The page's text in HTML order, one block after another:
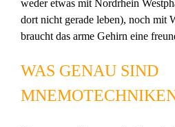
weder etwas mit Nordrhein
dort nicht gerade leben), noch mit
braucht das arme Gehirn eine
WAS GENAU SIND